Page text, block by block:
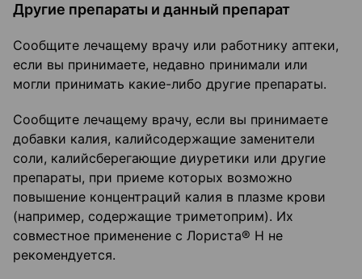
Другие препараты и данный препарат
Сообщите лечащему врачу или работнику аптеки,
если вы принимаете, недавно принимали или
могли принимать какие-либо другие препараты.
Сообщите лечащему врачу, если вы принимаете
добавки калия, калийсодержащие заменители
соли, калийсберегающие диуретики или другие
препараты, при приеме которых возможно
повышение концентраций калия в плазме крови
(например, содержащие триметоприм). Их
совместное применение с Лориста® Н не
рекомендуется.